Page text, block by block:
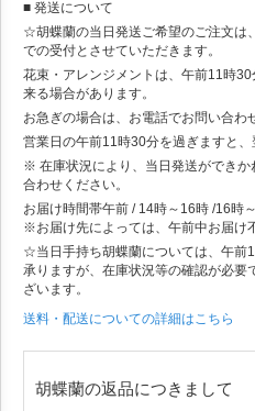
■ 発送について
☆胡蝶蘭の当日発送ご希望のご注文は
での受付とさせていただきます。
花束・アレンジメントは、午前11時
来る場合があります。
お急ぎの場合は、お電話でお問い合わ
営業日の午前11時30分を過ぎますと、
※ 在庫状況により、当日発送ができ
合わせください。
お届け時間帯午前 / 14時～16時 /16時
※お届け先によっては、午前中お届け
☆当日手持ち胡蝶蘭については、午前
承りますが、在庫状況等の確認が必要
ざいます。
送料・配送についての詳細はこちら
胡蝶蘭の返品につきまして